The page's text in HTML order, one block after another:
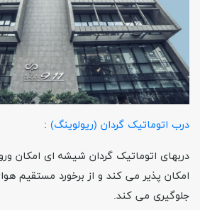
درب اتوماتیک گردان (ریولوینگ) :
دربهای اتوماتیک گردان شیشه ای امکان
امکان پذیر می کند و از برخورد مستقیم
جلوگیری می کند.